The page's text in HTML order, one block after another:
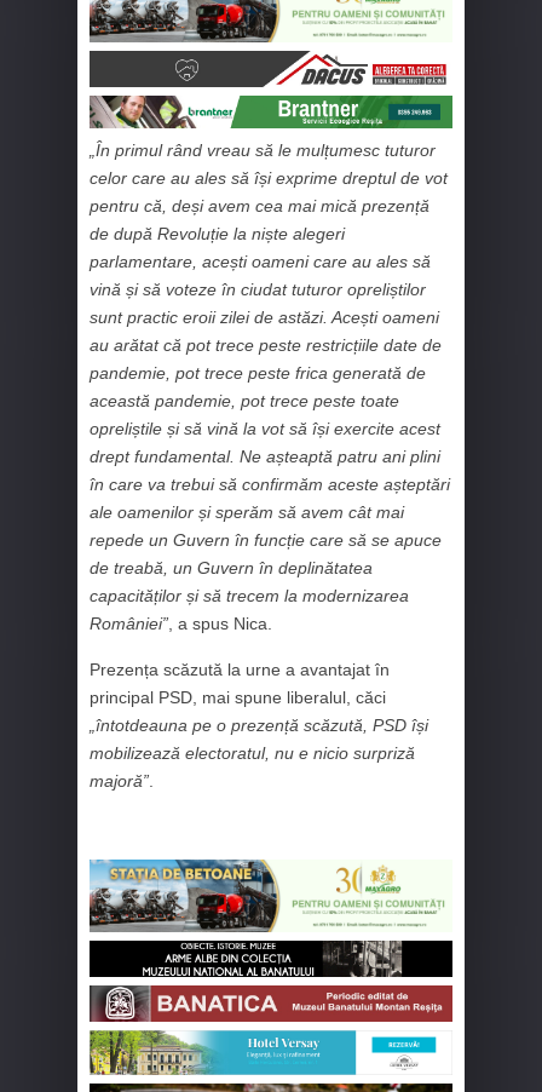
„În primul rând vreau să le mulțumesc tuturor
celor care au ales să își exprime dreptul de vot
pentru că, deși avem cea mai mică prezență
de după Revoluție la niște alegeri
parlamentare, acești oameni care au ales să
vină și să voteze în ciudat tuturor opreliștilor
sunt practic eroii zilei de astăzi. Acești oameni
au arătat că pot trece peste restricțiile date de
pandemie, pot trece peste frica generată de
această pandemie, pot trece peste toate
opreliștile și să vină la vot să își exercite acest
drept fundamental. Ne așteaptă patru ani plini
în care va trebui să confirmăm aceste așteptări
ale oamenilor și sperăm să avem cât mai
repede un Guvern în funcție care să se apuce
de treabă, un Guvern în deplinătatea
capacităților și să trecem la modernizarea
României”, a spus Nica.
Prezența scăzută la urne a avantajat în
principal PSD, mai spune liberalul, căci
„întotdeauna pe o prezență scăzută, PSD își
mobilizează electoratul, nu e nicio surpriză
majoră”.